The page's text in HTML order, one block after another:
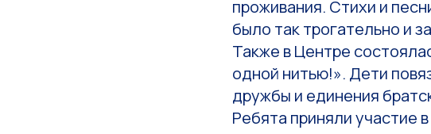
проживания. Стихи и
было так трогательно и
Также в Центре
одной нитью!». Дети
дружбы и единения
Ребята приняли участие